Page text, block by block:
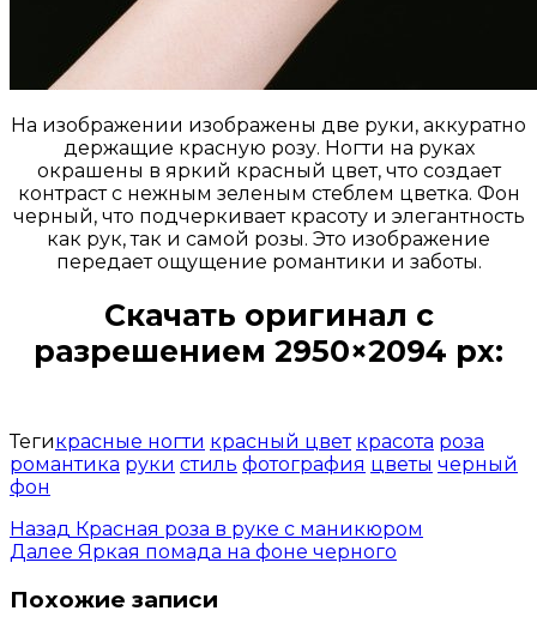
На изображении изображены две руки, аккуратно
держащие красную розу. Ногти на руках
окрашены в яркий красный цвет, что создает
контраст с нежным зеленым стеблем цветка. Фон
черный, что подчеркивает красоту и элегантность
как рук, так и самой розы. Это изображение
передает ощущение романтики и заботы.
Скачать оригинал с
разрешением 2950×2094 px:
Тегикрасные ногти красный цвет красота роза
романтика руки стиль фотография цветы черный
фон
Назад Красная роза в руке с маникюром
Далее Яркая помада на фоне черного
Похожие записи